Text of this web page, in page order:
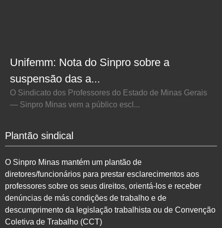
Unifemm: Nota do Sinpro sobre a
suspensão das a...
O Sindicato dos Professores do Estado de Minas Gerais
— Sinpro Minas vem a público escl...
Plantão sindical
O Sinpro Minas mantém um plantão de
diretores/funcionários para prestar esclarecimentos aos
professores sobre os seus direitos, orientá-los e receber
denúncias de más condições de trabalho e de
descumprimento da legislação trabalhista ou de Convenção
Coletiva de Trabalho (CCT)